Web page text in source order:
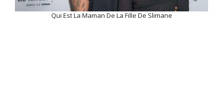
Qui Est La Maman De La Fille De Slimane